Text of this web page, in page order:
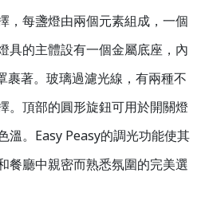
，每盞燈由兩個元素組成，一個
具的主體設有一個金屬底座，內
裹著。玻璃過濾光線，有兩種不
。頂部的圓形旋鈕可用於開關燈
溫。 Easy Peasy的調光功能使其
餐廳中親密而熟悉氛圍的完美選